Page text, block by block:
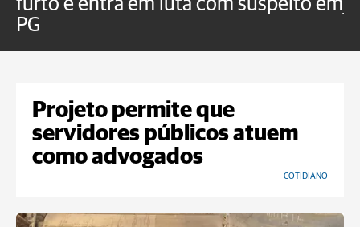
furto e entra em luta com suspeito em
PG
Projeto permite que
servidores públicos atuem
como advogados
COTIDIANO